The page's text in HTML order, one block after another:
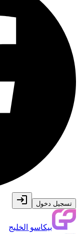
تسجيل دخول
بيكاسو الخليج